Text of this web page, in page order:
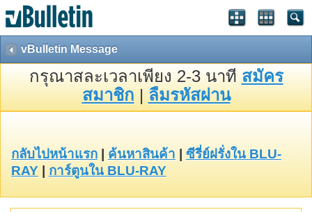
vBulletin Message
กรุณาสละเวลาเพียง 2-3 นาที สมัคร
สมาชิก | ลืมรหัสผ่าน
กลับไปหน้าแรก ค้นหาสินค้า
ซีรี่ย์ฝรั่งใน BLU-
RAY
การ์ตูนใน BLU-RAY